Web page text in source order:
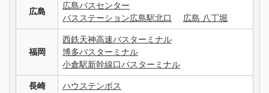
広島
広島バスセンター
バスステーション広島駅北口
広島 八丁堀
福岡
西鉄天神高速バスターミナル
博多バスターミナル
小倉駅新幹線口バスターミナル
長崎 ハウステンボス